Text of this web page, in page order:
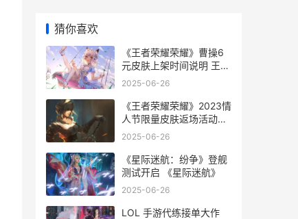
猜你喜欢
《王者荣耀荣耀》曹操6
元皮肤上架时间说明 王者
荣耀荣耀称号在哪里设置-
2025-06-26
《王者荣耀荣耀》2023情
人节限量皮肤返场活动主
题 王者荣耀荣耀印记怎么
2025-06-26
《星际迷航：纷争》登舰
测试开启 《星际迷航》
2025-06-26
LOL 手游代练接单大作